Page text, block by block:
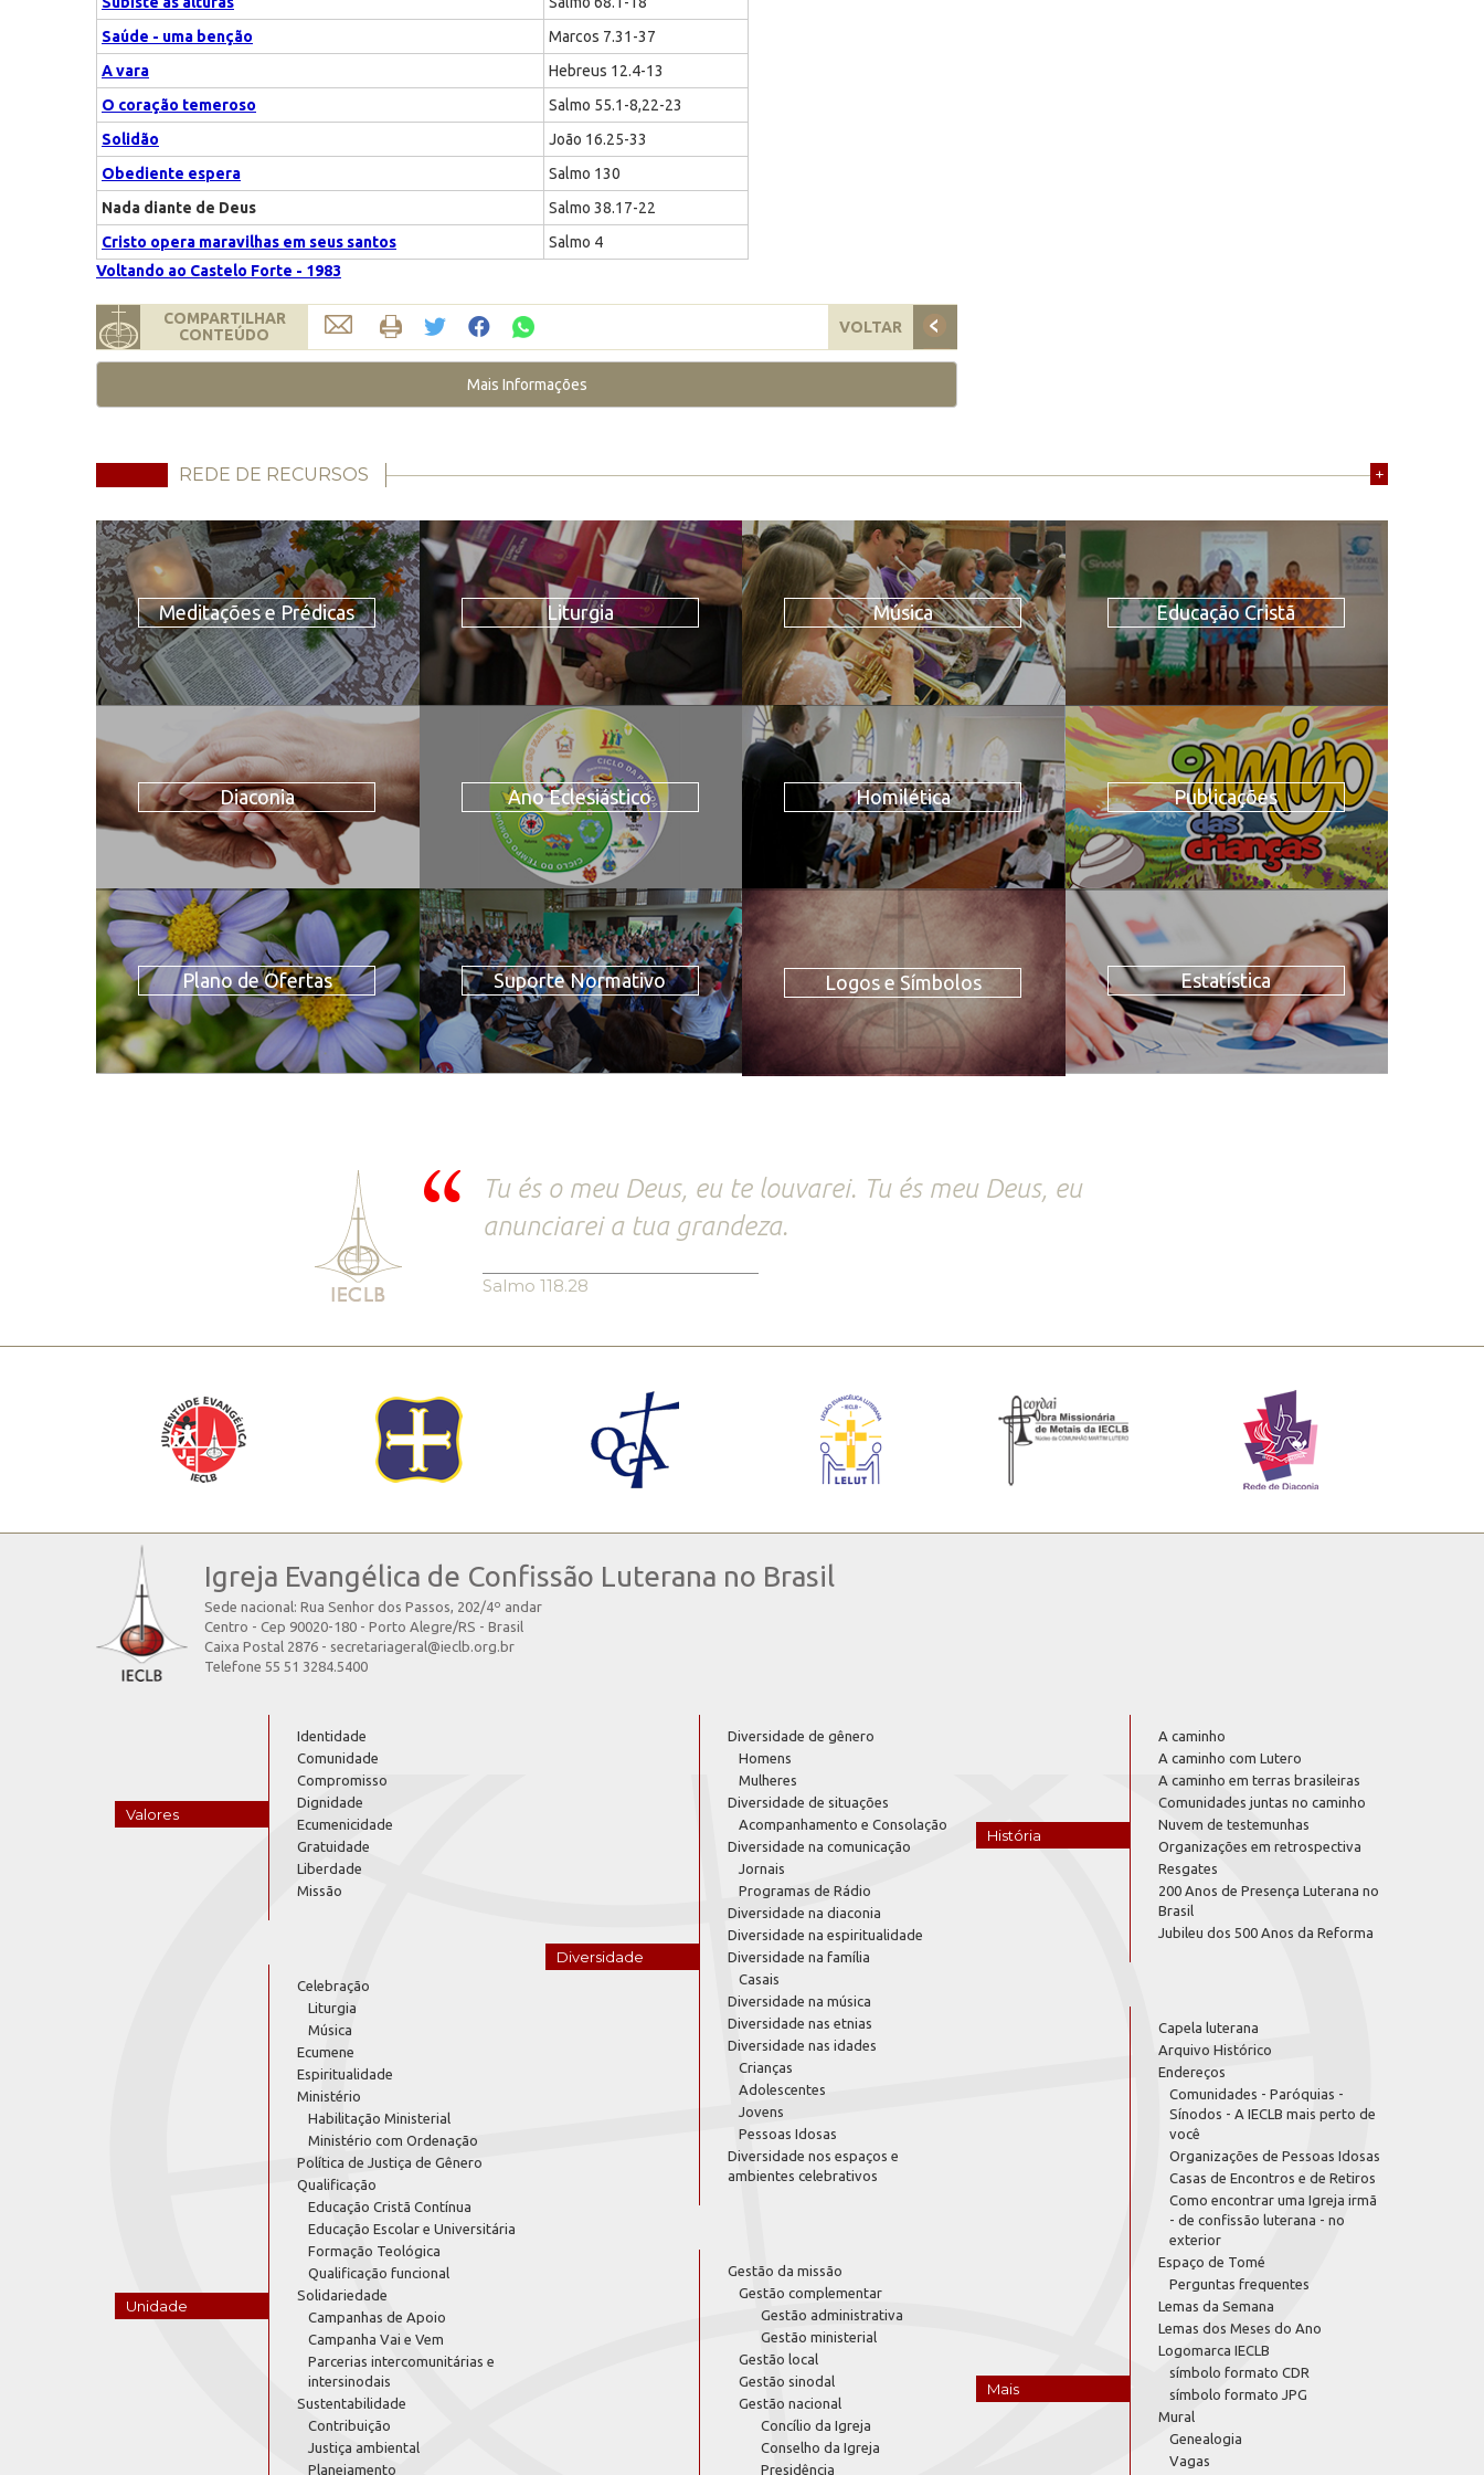
Saúde - uma benção
Marcos 7.31-37
A vara
Hebreus 12.4-13
O coração temeroso
Salmo 55.1-8,22-23
Solidão
João 16.25-33
Obediente espera
Salmo 130
Nada diante de Deus
Salmo 38.17-22
Cristo opera maravilhas em seus santos
Salmo 4
Voltando ao Castelo Forte - 1983
COMPARTILHAR
CONTEÚDO
VOLTAR
Mais Informações
REDE DE RECURSOS +
Meditações e Prédicas Liturgia Música Educação Cristã
Diaconia Ano Eclesiástico Homilética Publicações
Plano de Ofertas Suporte Normativo Logos e Símbolos Estatística
Tu és o meu Deus, eu te louvarei. Tu és meu Deus, eu
anunciarei a tua grandeza.
Salmo 118.28
Igreja Evangélica de Confissão Luterana no Brasil
Sede nacional: Rua Senhor dos Passos, 202/4º andar
Centro - Cep 90020-180 - Porto Alegre/RS - Brasil
Caixa Postal 2876 - secretariageral@ieclb.org.br
Telefone 55 51 3284.5400
Valores
Identidade
Comunidade
Compromisso
Dignidade
Ecumenicidade
Gratuidade
Liberdade
Missão
Unidade
Celebração
Liturgia
Música
Ecumene
Espiritualidade
Ministério
Habilitação Ministerial
Ministério com Ordenação
Política de Justiça de Gênero
Qualificação
Educação Cristã Contínua
Educação Escolar e Universitária
Formação Teológica
Qualificação funcional
Solidariedade
Campanhas de Apoio
Campanha Vai e Vem
Parcerias intercomunitárias e
intersinodais
Sustentabilidade
Contribuição
Justiça ambiental
Planejamento
Diversidade
Diversidade de gênero
Homens
Mulheres
Diversidade de situações
Acompanhamento e Consolação
Diversidade na comunicação
Jornais
Programas de Rádio
Diversidade na diaconia
Diversidade na espiritualidade
Diversidade na família
Casais
Diversidade na música
Diversidade nas etnias
Diversidade nas idades
Crianças
Adolescentes
Jovens
Pessoas Idosas
Diversidade nos espaços e
ambientes celebrativos
Gestão da missão
Gestão complementar
Gestão administrativa
Gestão ministerial
Gestão local
Gestão sinodal
Gestão nacional
Concílio da Igreja
Conselho da Igreja
Presidência
História
A caminho
A caminho com Lutero
A caminho em terras brasileiras
Comunidades juntas no caminho
Nuvem de testemunhas
Organizações em retrospectiva
Resgates
200 Anos de Presença Luterana no
Brasil
Jubileu dos 500 Anos da Reforma
Mais
Capela luterana
Arquivo Histórico
Endereços
Comunidades - Paróquias -
Sínodos - A IECLB mais perto de
você
Organizações de Pessoas Idosas
Casas de Encontros e de Retiros
Como encontrar uma Igreja irmã
- de confissão luterana - no
exterior
Espaço de Tomé
Perguntas frequentes
Lemas da Semana
Lemas dos Meses do Ano
Logomarca IECLB
símbolo formato CDR
símbolo formato JPG
Mural
Genealogia
Vagas